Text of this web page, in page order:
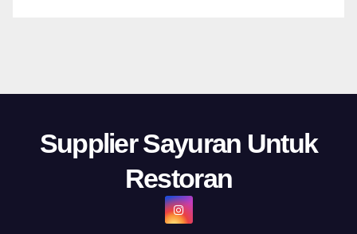
Supplier Sayuran Untuk
Restoran